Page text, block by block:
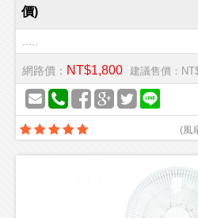
價)
網路價： NT$1,800 建議售價：
(風